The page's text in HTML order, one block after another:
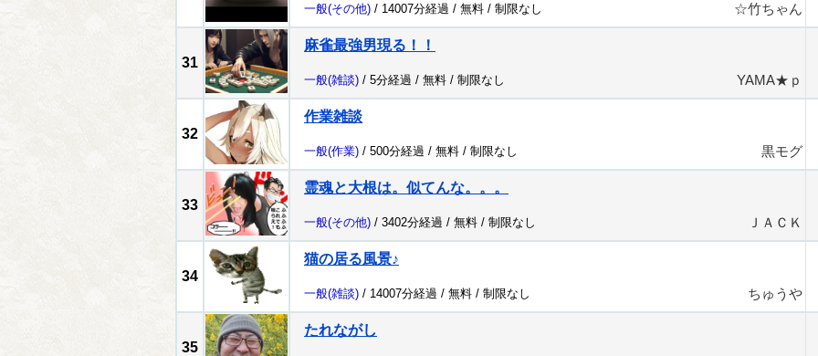
一般(その他) / 14007分経過 / 無料 / 制限なし ☆竹ちゃん
31
麻雀最強男現る！！
一般(雑談) / 5分経過 / 無料 / 制限なし YAMA★ｐ
32
作業雑談
一般(作業) / 500分経過 / 無料 / 制限なし 黒モグ
33
霊魂と大根は。似てんな。。。
一般(その他) / 3402分経過 / 無料 / 制限なし ＪＡＣＫ
34
猫の居る風景♪
一般(雑談) / 14007分経過 / 無料 / 制限なし ちゅうや
35
たれながし